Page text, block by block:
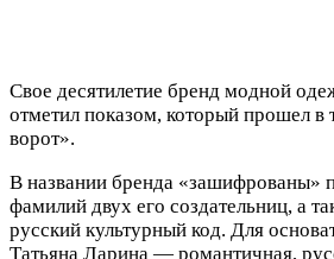
Свое десятилетие бренд модной
отметил показом, который прошел в
ворот».
В названии бренда «зашифрованы»
фамилий двух его создательниц, а
русский культурный код. Для
Татьяна Ларина — романтичная,